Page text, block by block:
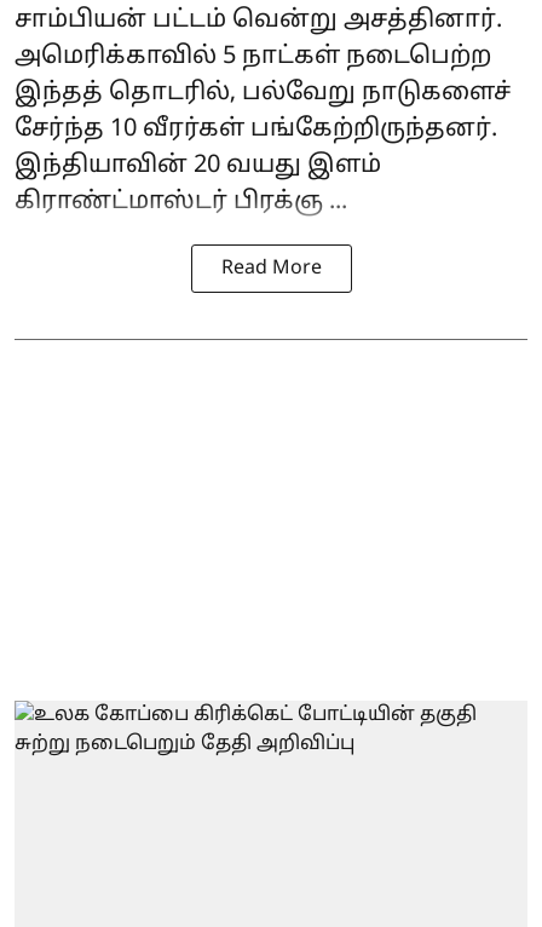
சாம்பியன் பட்டம் வென்று அசத்தினார்.
அமெரிக்காவில் 5 நாட்கள் நடைபெற்ற
இந்தத் தொடரில், பல்வேறு நாடுகளைச்
சேர்ந்த 10 வீரர்கள் பங்கேற்றிருந்தனர்.
இந்தியாவின் 20 வயது இளம்
கிராண்ட்மாஸ்டர் பிரக்ஞ ...
Read More